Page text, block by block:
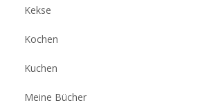
Kekse
Kochen
Kuchen
Meine Bücher